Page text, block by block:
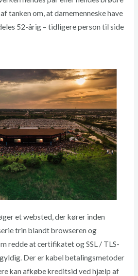
tanken om, at damemenneske have
52-årig – tidligere person til side
et websted, der kører inden
trin blandt browseren og
redde at certifikatet og SSL / TLS-
Der er kabel betalingsmetoder
kan afkøbe kreditsid ved hjælp af